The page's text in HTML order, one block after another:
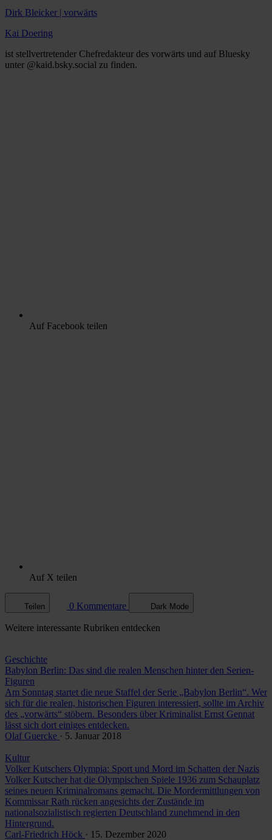
Dirk Bleicker | vorwärts
Kai Doering
ist stellvertretender Chefredakteur des vorwärts und auf Bluesky
unter @kaid.bsky.social zu finden.
Auf Facebook teilen
Auf X teilen
Teilen 0 Kommentare Dark Mode
Weitere interessante Rubriken entdecken
Geschichte
Babylon Berlin: Das sind die realen Menschen hinter den Serien-
Figuren
Am Sonntag startet die neue Staffel der Serie „Babylon Berlin“. Wer
sich für die realen, historischen Figuren interessiert, sollte im Archiv
des „vorwärts“ stöbern. Besonders über Kriminalist Ernst Gennat
lässt sich dort einiges entdecken.
Olaf Guercke · 5. Januar 2018
Kultur
Volker Kutschers Olympia: Sport und Mord im Schatten der Nazis
Volker Kutscher hat die Olympischen Spiele 1936 zum Schauplatz
seines neuen Kriminalromans gemacht. Die Mordermittlungen von
Kommissar Rath rücken angesichts der Zustände im
nationalsozialistisch regierten Deutschland zunehmend in den
Hintergrund.
Carl-Friedrich Höck · 15. Dezember 2020